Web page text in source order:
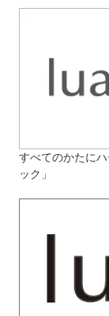
すべてのかたに
ック」